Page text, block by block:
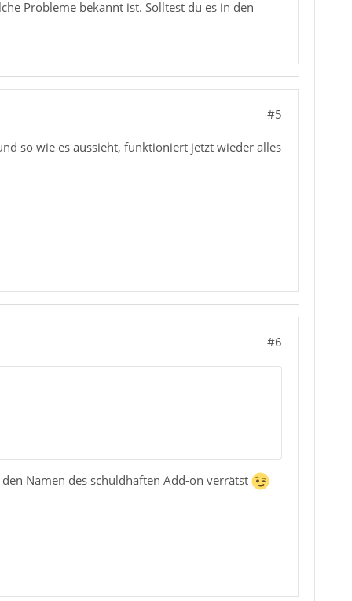
Probleme bekannt ist. Solltest du es in den
#5
so wie es aussieht, funktioniert jetzt wieder alles
#6
Namen des schuldhaften Add-on verrätst